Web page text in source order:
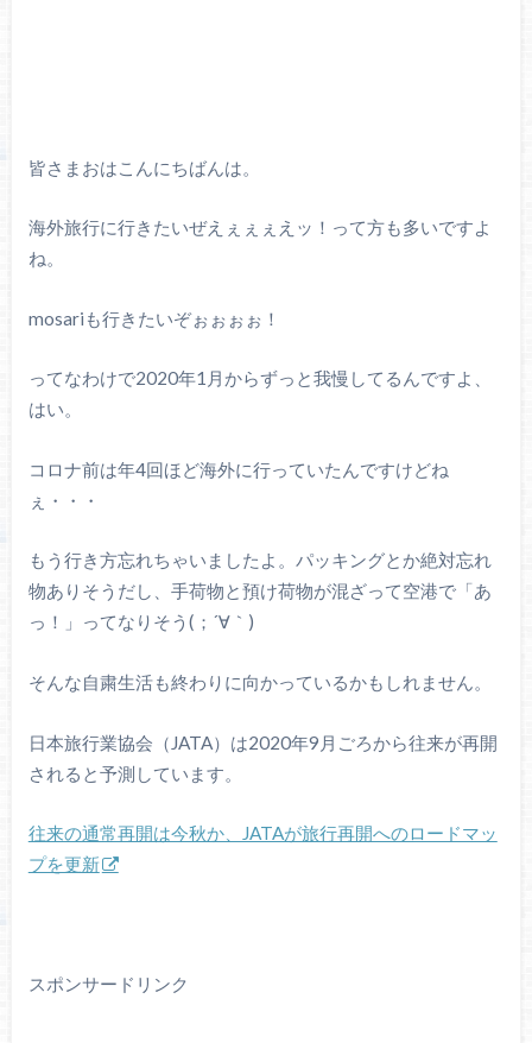
皆さまおはこんにちばんは。
海外旅行に行きたいぜえぇぇぇえッ！って方も多いですよ
ね。
mosariも行きたいぞぉぉぉぉ！
ってなわけで2020年1月からずっと我慢してるんですよ、
はい。
コロナ前は年4回ほど海外に行っていたんですけどね
ぇ・・・
もう行き方忘れちゃいましたよ。パッキングとか絶対忘れ
物ありそうだし、手荷物と預け荷物が混ざって空港で「あ
っ！」ってなりそう(；´∀｀)
そんな自粛生活も終わりに向かっているかもしれません。
日本旅行業協会（JATA）は2020年9月ごろから往来が再開
されると予測しています。
往来の通常再開は今秋か、JATAが旅行再開へのロードマッ
プを更新
スポンサードリンク